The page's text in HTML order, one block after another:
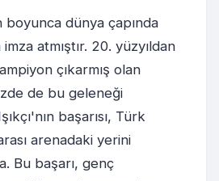
dünya çapında
atmıştır. 20. yüzyıldan
çıkarmış olan
de bu geleneği
başarısı, Türk
arenadaki yerini
Bu başarı, genç